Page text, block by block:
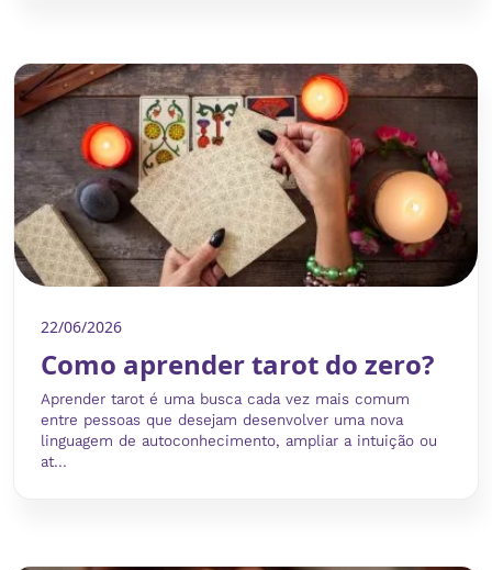
22/06/2026
Como aprender tarot do zero?
Aprender tarot é uma busca cada vez mais comum
entre pessoas que desejam desenvolver uma nova
linguagem de autoconhecimento, ampliar a intuição ou
at...